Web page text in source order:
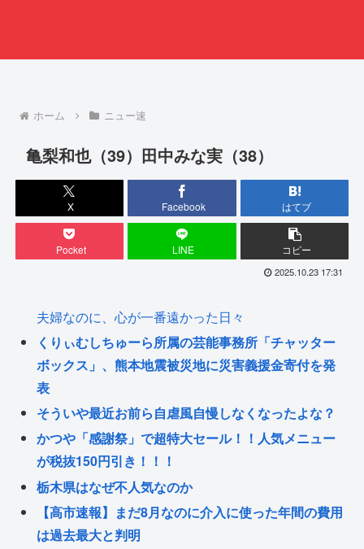
ホーム ニュー速
亀梨和也（39）田中みな実（38）
X Facebook はてブ
Pocket LINE コピー
2025.10.23 17:31
夫婦なのに、心が一番遠かった日々
くりぃむしちゅーら所属の芸能事務所「チャッター
ボックス」、熊本地震被災地に災害義援金寄付を発
表
そういや最近お前ら自虐風自慢しなくなったよな？
かつや「感謝祭」で超特大セール！！人気メニュー
が税抜150円引き！！！
栃木県はなぜ不人気なのか
【高市速報】まだ8月なのに介入に使った年間の費用
は過去最大と判明